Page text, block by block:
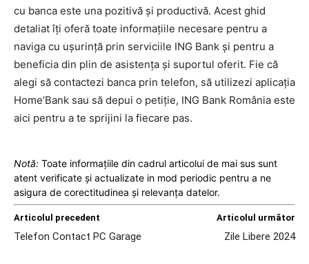
cu banca este una pozitivă și productivă. Acest ghid
detaliat îți oferă toate informațiile necesare pentru a
naviga cu ușurință prin serviciile ING Bank și pentru a
beneficia din plin de asistența și suportul oferit. Fie că
alegi să contactezi banca prin telefon, să utilizezi aplicația
Home’Bank sau să depui o petiție, ING Bank România este
aici pentru a te sprijini la fiecare pas.
Notă: Toate informațiile din cadrul articolui de mai sus sunt
atent verificate și actualizate in mod periodic pentru a ne
asigura de corectitudinea și relevanța datelor.
Articolul precedent
Telefon Contact PC Garage
Articolul următor
Zile Libere 2024